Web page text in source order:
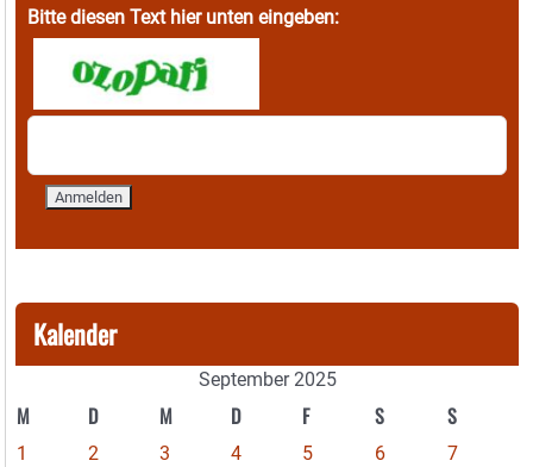
Bitte diesen Text hier unten eingeben:
Kalender
September 2025
M D M D F S S
1 2 3 4 5 6
7